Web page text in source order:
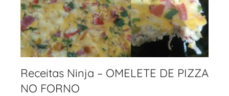
Receitas Ninja – OMELETE DE PIZZA
NO FORNO